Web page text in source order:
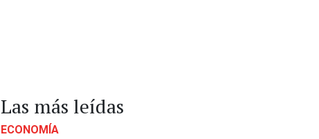
Las más leídas
ECONOMÍA